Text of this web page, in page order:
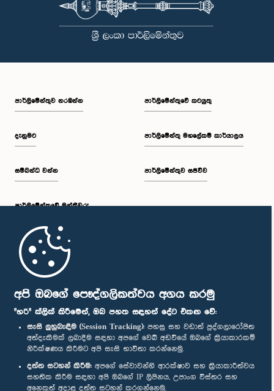
අපි ඔබගේ පෞද්ගලිකත්වය අගය කරමු
"හරි" ක්ලික් කිරීමෙන්, ඔබ පහත සඳහන් දේට එකඟ වේ:
සැසි ලුහුබැඳීම (Session Tracking): පහසු සහ වඩාත් පුද්ගලාරෝපිත
අත්දැකීමක් ලබාදීම සඳහා අපගේ වෙබ් අඩවියේ ඔබගේ ක්‍රියාකාරකම්
නිරීක්ෂණය කිරීමට අපි සැසි භාවිතා කරන්නෙමු.
දත්ත සටහන් කිරීම: අපගේ සේවාවන්හි ආරක්ෂාව සහ ක්‍රියාකාරීත්වය
සහතික කිරීම සඳහා අපි ඔබගේ IP ලිපිනය, උපාංග විස්තර සහ
අනෙකුත් අදාළ දත්ත සටහන් කරගන්නෙමු.
පාර්ලි‌මේන්තුව නරඹන්න
දැනුමට
සම්බන්ධ වන්න
පාර්ලි‌මේන්තුවේ මන්ත්‍රීවරු
මුල් පිටුව
පාර්ලිමේන්තුවේ කටයුතු
පාර්ලිමේන්තු මහලේකම් කාර්යාලය
පාර්ලිමේන්තුව සජීවීව
පාර්ලිමේන්තු ජංගම යෙදුම
අප හා සම්බන්ධ වී සිටින්න :